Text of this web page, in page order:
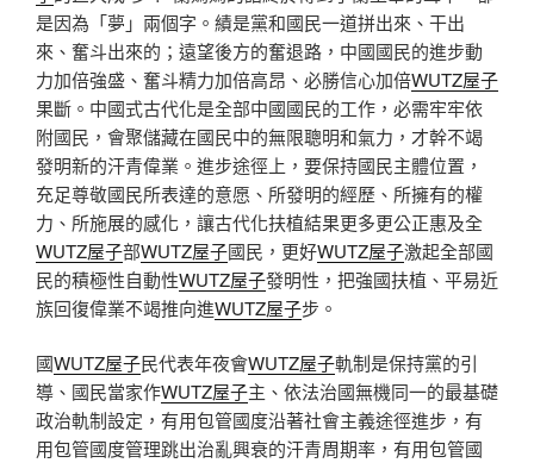
是因為「夢」兩個字。績是黨和國民一道拼出來、干出
來、奮斗出來的；遠望後方的奮退路，中國國民的進步動
力加倍強盛、奮斗精力加倍高昂、必勝信心加倍WUTZ屋子
果斷。中國式古代化是全部中國國民的工作，必需牢牢依
附國民，會聚儲藏在國民中的無限聰明和氣力，才幹不竭
發明新的汗青偉業。進步途徑上，要保持國民主體位置，
充足尊敬國民所表達的意愿、所發明的經歷、所擁有的權
力、所施展的感化，讓古代化扶植結果更多更公正惠及全
WUTZ屋子部WUTZ屋子國民，更好WUTZ屋子激起全部國
民的積極性自動性WUTZ屋子發明性，把強國扶植、平易近
族回復偉業不竭推向進WUTZ屋子步。
國WUTZ屋子民代表年夜會WUTZ屋子軌制是保持黨的引
導、國民當家作WUTZ屋子主、依法治國無機同一的最基礎
政治軌制設定，有用包管國度沿著社會主義途徑進步，有
用包管國度管理跳出治亂興衰的汗青周期率，有用包管國